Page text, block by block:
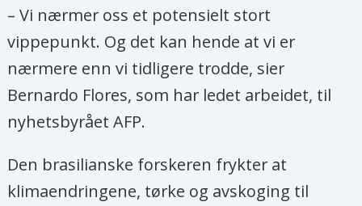
– Vi nærmer oss et potensielt stort
vippepunkt. Og det kan hende at vi er
nærmere enn vi tidligere trodde, sier
Bernardo Flores, som har ledet arbeidet, til
nyhetsbyrået AFP.
Den brasilianske forskeren frykter at
klimaendringene, tørke og avskoging til